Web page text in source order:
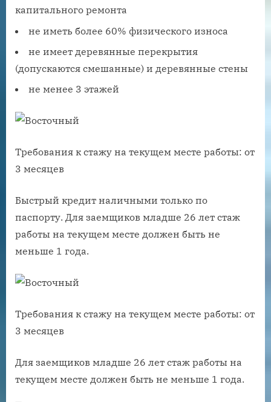
капитального ремонта
не иметь более 60% физического износа
не имеет деревянные перекрытия
(допускаются смешанные) и деревянные стены
не менее 3 этажей
Требования к стажу на текущем месте работы: от
3 месяцев
Быстрый кредит наличными только по
паспорту. Для заемщиков младше 26 лет стаж
работы на текущем месте должен быть не
меньше 1 года.
Требования к стажу на текущем месте работы: от
3 месяцев
Для заемщиков младше 26 лет стаж работы на
текущем месте должен быть не меньше 1 года.